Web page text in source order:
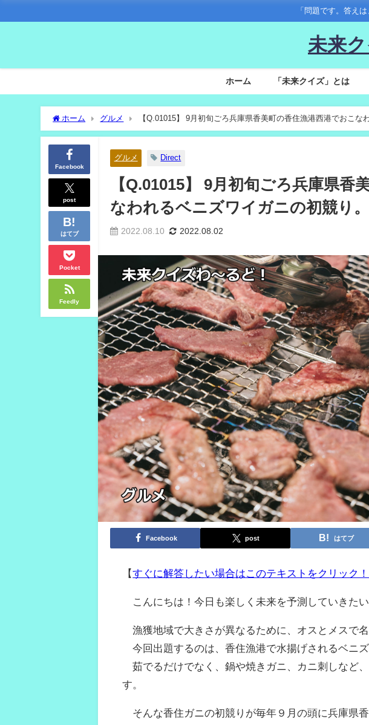
「問題です。答え
未来
ホーム 「未来クイズ」とは
ホーム グルメ 【Q.01015】 9月初旬ごろ兵庫県香美町の香住漁港西港でおこ
Facebook
post
はてブ
Pocket
Feedly
グルメ Direct
【Q.01015】 9月初旬ごろ兵庫県香
なわれるベニズワイガニの初競り
2022.08.10 2022.08.02
Facebook post はてブ
【すぐに解答したい場合はこのテキストをクリック！
こんにちは！今日も楽しく未来を予測していきたい
漁獲地域で大きさが異なるために、オスとメスで名
今回出題するのは、香住漁港で水揚げされるベニズ
茹でるだけでなく、鍋や焼きガニ、カニ刺しなど
す。
そんな香住ガニの初競りが毎年９月の頭に兵庫県